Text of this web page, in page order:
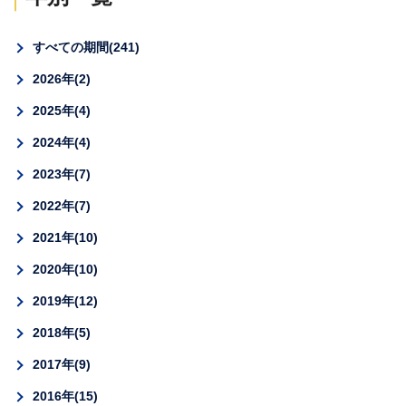
すべての期間 241
2026年 2
2025年 4
2024年 4
2023年 7
2022年 7
2021年 10
2020年 10
2019年 12
2018年 5
2017年 9
2016年 15